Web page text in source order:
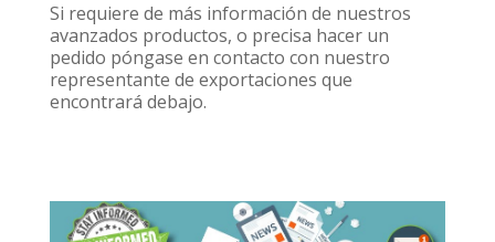
Si requiere de más información de nuestros
avanzados productos, o precisa hacer un
pedido póngase en contacto con nuestro
representante de exportaciones que
encontrará debajo.